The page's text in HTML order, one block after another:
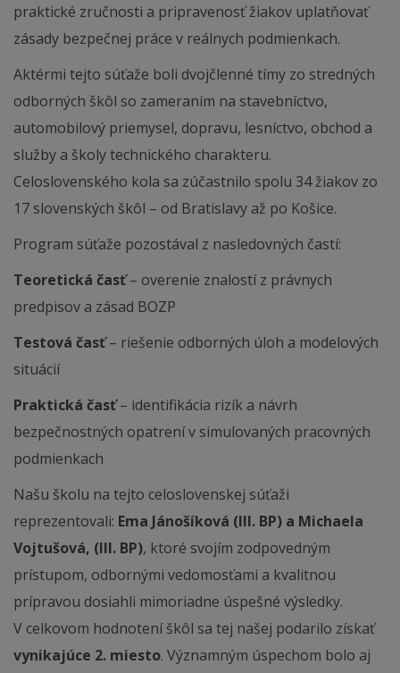
praktické zručnosti a pripravenosť žiakov uplatňovať
zásady bezpečnej práce v reálnych podmienkach.
Aktérmi tejto súťaže boli dvojčlenné tímy zo stredných
odborných škôl so zameraním na stavebníctvo,
automobilový priemysel, dopravu, lesníctvo, obchod a
služby a školy technického charakteru.
Celoslovenského kola sa zúčastnilo spolu 34 žiakov zo
17 slovenských škôl – od Bratislavy až po Košice.
Program súťaže pozostával z nasledovných častí:
Teoretická časť– overenie znalostí z právnych
predpisov a zásad BOZP
Testová časť– riešenie odborných úloh a modelových
situácií
Praktická časť– identifikácia rizík a návrh
bezpečnostných opatrení v simulovaných pracovných
podmienkach
Našu školu na tejto celoslovenskej súťaži
reprezentovali: Ema Jánošíková (III. BP) a Michaela
Vojtušová, (III. BP), ktoré svojím zodpovedným
prístupom, odbornými vedomosťami a kvalitnou
prípravou dosiahli mimoriadne úspešné výsledky.
V celkovom hodnotení škôl sa tej našej podarilo získať
vynikajúce 2. miesto. Významným úspechom bolo aj